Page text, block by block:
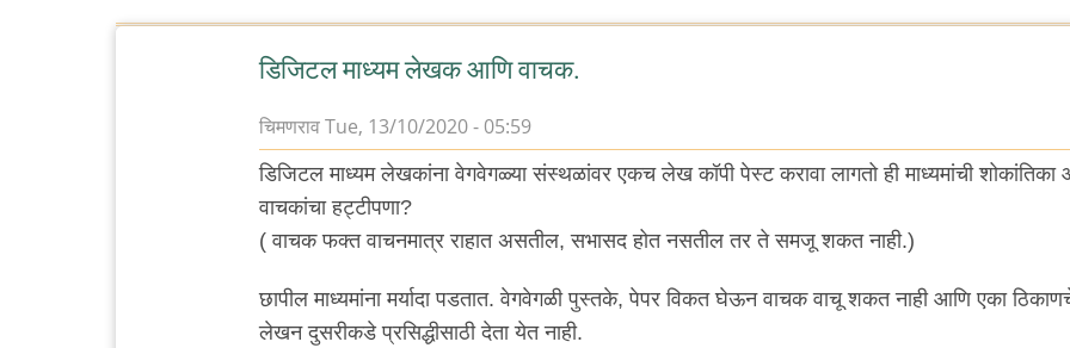
डिजिटल माध्यम लेखक आणि वाचक.
चिमणरावTue, 13/10/2020 - 05:59
डिजिटल माध्यम लेखकांना वेगवेगळ्या संस्थळांवर एकच लेख कॉपी पेस्ट करावा लागतो ही माध्यमांची
वाचकांचा हट्टीपणा?
( वाचक फक्त वाचनमात्र राहात असतील, सभासद होत नसतील तर ते समजू शकत नाही.)
छापील माध्यमांना मर्यादा पडतात. वेगवेगळी पुस्तके, पेपर विकत घेऊन वाचक वाचू शकत नाही आणि एका
लेखन दुसरीकडे प्रसिद्धीसाठी देता येत नाही.